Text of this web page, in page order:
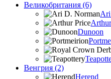
Великобритания (6)
Dunoon
Венгрия (2)
Herend